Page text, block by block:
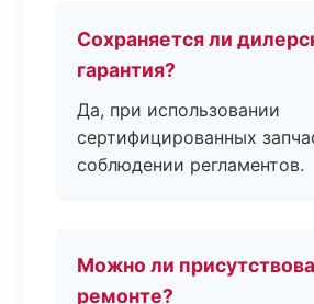
Сохраняется ли
гарантия?
Да, при использовании
сертифицированных
соблюдении регламентов.
Можно ли
ремонте?